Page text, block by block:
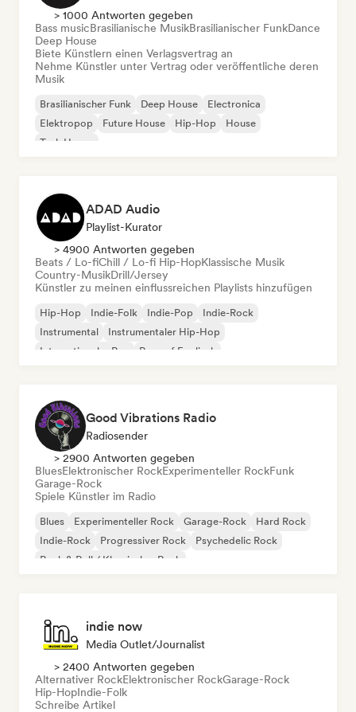
> 1000 Antworten gegeben
Bass musicBrasilianische MusikBrasilianischer FunkDance
Deep House
Biete Künstlern einen Verlagsvertrag an
Nehme Künstler unter Vertrag oder veröffentliche deren
Musik
Brasilianischer Funk Deep House
Electronica
Elektropop
Future House Hip-Hop
House
Tech House
ADAD Audio
Playlist-Kurator
> 4900 Antworten gegeben
Beats / Lo-fiChill / Lo-fi Hip-HopKlassische Musik
Country-MusikDrill/Jersey
Künstler zu meinen einflussreichen Playlists hinzufügen
Hip-Hop Indie-Folk Indie-Pop
Indie-Rock
Instrumental
Instrumentaler Hip-Hop
Internationaler Rap
Rap auf Englisch
Good Vibrations Radio
Radiosender
> 2900 Antworten gegeben
BluesElektronischer RockExperimenteller RockFunk
Garage-Rock
Spiele Künstler im Radio
Blues Experimenteller Rock Garage-Rock
Hard Rock
Indie-Rock
Progressiver Rock
Psychedelic Rock
Rock & Roll / Klassischer Rock
indie now
Media Outlet/Journalist
> 2400 Antworten gegeben
Alternativer RockElektronischer RockGarage-Rock
Hip-HopIndie-Folk
Schreibe Artikel